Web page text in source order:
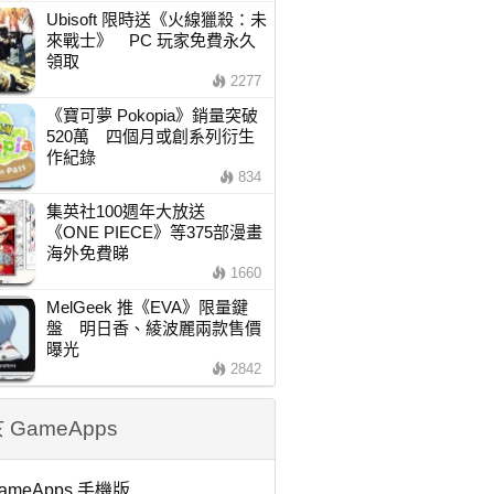
Ubisoft 限時送《火線獵殺：未
來戰士》 PC 玩家免費永久
領取
2277
《寶可夢 Pokopia》銷量突破
520萬 四個月或創系列衍生
作紀錄
834
集英社100週年大放送
《ONE PIECE》等375部漫畫
海外免費睇
1660
MelGeek 推《EVA》限量鍵
盤 明日香、綾波麗兩款售價
曝光
2842
GameApps
手機版